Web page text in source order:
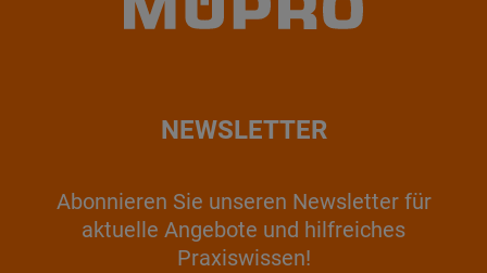
NEWSLETTER
Abonnieren Sie unseren Newsletter für
aktuelle Angebote und hilfreiches
Praxiswissen!